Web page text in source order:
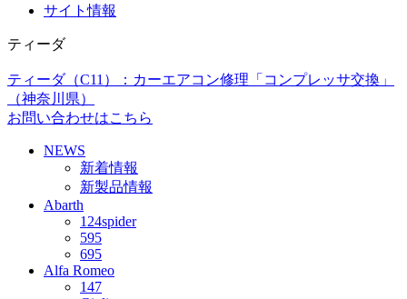
サイト情報
ティーダ
ティーダ（C11）：カーエアコン修理「コンプレッサ交換」
（神奈川県）
お問い合わせはこちら
NEWS
新着情報
新製品情報
Abarth
124spider
595
695
Alfa Romeo
147